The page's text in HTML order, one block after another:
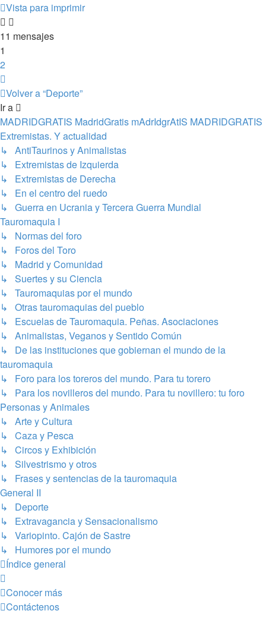
Vista para imprimir
11 mensajes
1
2
Volver a “Deporte”
Ir a
MADRIDGRATIS MadridGratis mAdrIdgrAtIS MADRIDGRATIS
Extremistas. Y actualidad
↳ AntiTaurinos y Animalistas
↳ Extremistas de Izquierda
↳ Extremistas de Derecha
↳ En el centro del ruedo
↳ Guerra en Ucrania y Tercera Guerra Mundial
Tauromaquia I
↳ Normas del foro
↳ Foros del Toro
↳ Madrid y Comunidad
↳ Suertes y su Ciencia
↳ Tauromaquias por el mundo
↳ Otras tauromaquias del pueblo
↳ Escuelas de Tauromaquia. Peñas. Asociaciones
↳ Animalistas, Veganos y Sentido Común
↳ De las instituciones que gobiernan el mundo de la
tauromaquia
↳ Foro para los toreros del mundo. Para tu torero
↳ Para los novilleros del mundo. Para tu novillero: tu foro
Personas y Animales
↳ Arte y Cultura
↳ Caza y Pesca
↳ Circos y Exhibición
↳ Silvestrismo y otros
↳ Frases y sentencias de la tauromaquia
General II
↳ Deporte
↳ Extravagancia y Sensacionalismo
↳ Variopinto. Cajón de Sastre
↳ Humores por el mundo
Índice general
Conocer más
Contáctenos